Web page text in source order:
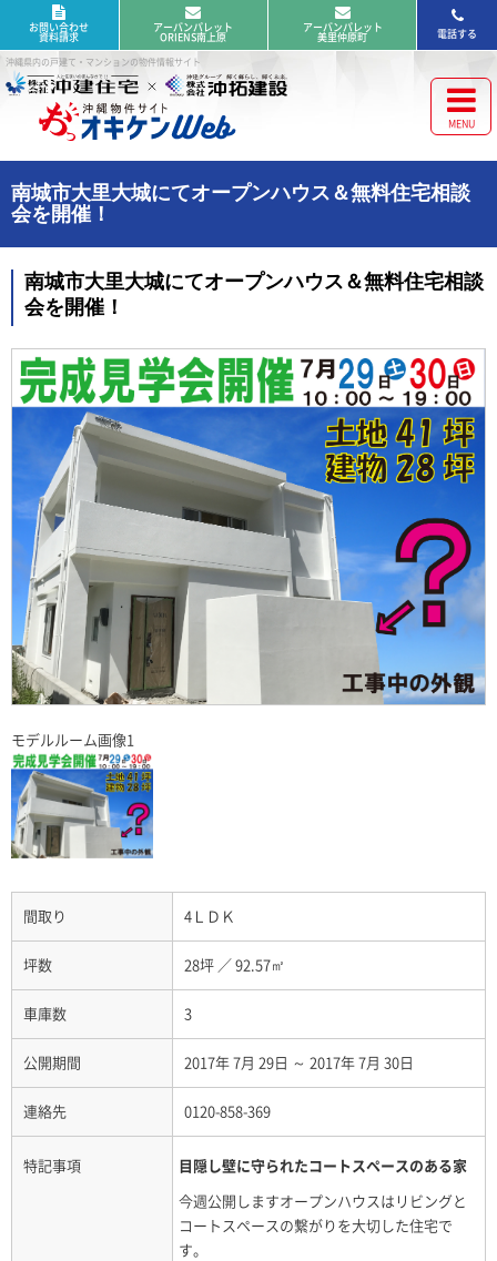
沖縄県内の戸建て・マンションの物件情報サイト
電話する
アーバンパレット
美里仲原町
アーバンパレット
ORIENS南上原
お問い合わせ
資料請求
南城市大里大城にてオープンハウス＆無料住宅相談
会を開催！
南城市大里大城にてオープンハウス＆無料住宅相談
会を開催！
モデルルーム画像1
間取り 4ＬＤＫ
坪数 28坪 ／92.57㎡
車庫数 3
公開期間 2017年 7月 29日 ～ 2017年 7月 30日
連絡先 0120-858-369
特記事項
目隠し壁に守られたコートスペースのある家
今週公開しますオープンハウスはリビングと
コートスペースの繋がりを大切した住宅で
す。